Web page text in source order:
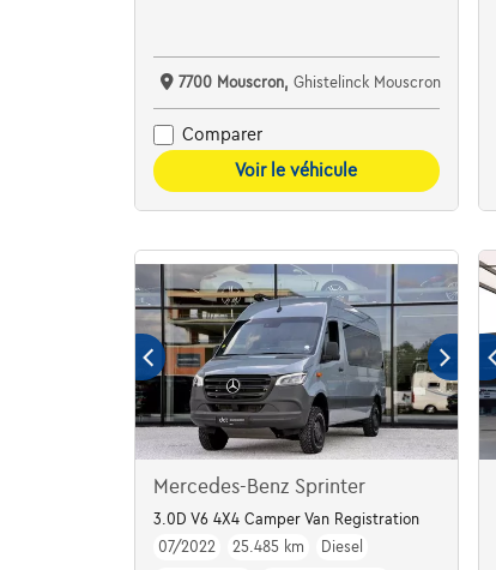
7700 Mouscron, Ghistelinck Mouscron
Comparer
Voir le véhicule
Mercedes-Benz Sprinter
3.0D V6 4X4 Camper Van Registration
07/2022
25.485 km
Diesel